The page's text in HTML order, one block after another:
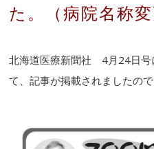
た。（病院名称変
北海道医療新聞社 4月24日号
て、記事が掲載されましたので